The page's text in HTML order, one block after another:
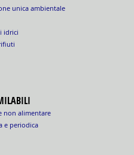
unica ambientale
idrici
non alimentare
e periodica